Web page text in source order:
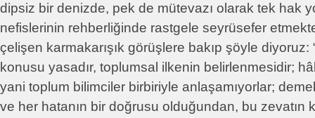
dipsiz bir denizde, pek de mütevazı olarak tek hak
nefislerinin rehberliğinde rastgele seyrüsefer
çelişen karmakarışık görüşlere bakıp şöyle diyoruz:
konusu yasadır, toplumsal ilkenin belirlenmesidir;
yani toplum bilimciler birbiriyle anlaşamıyorlar;
ve her hatanın bir doğrusu olduğundan, bu zevatın